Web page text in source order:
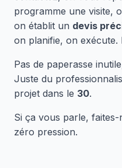
programme une visite,
on établit un devis
on planifie, on exécute.
Pas de paperasse
Juste du
projet dans le 30.
Si ça vous parle,
zéro pression.